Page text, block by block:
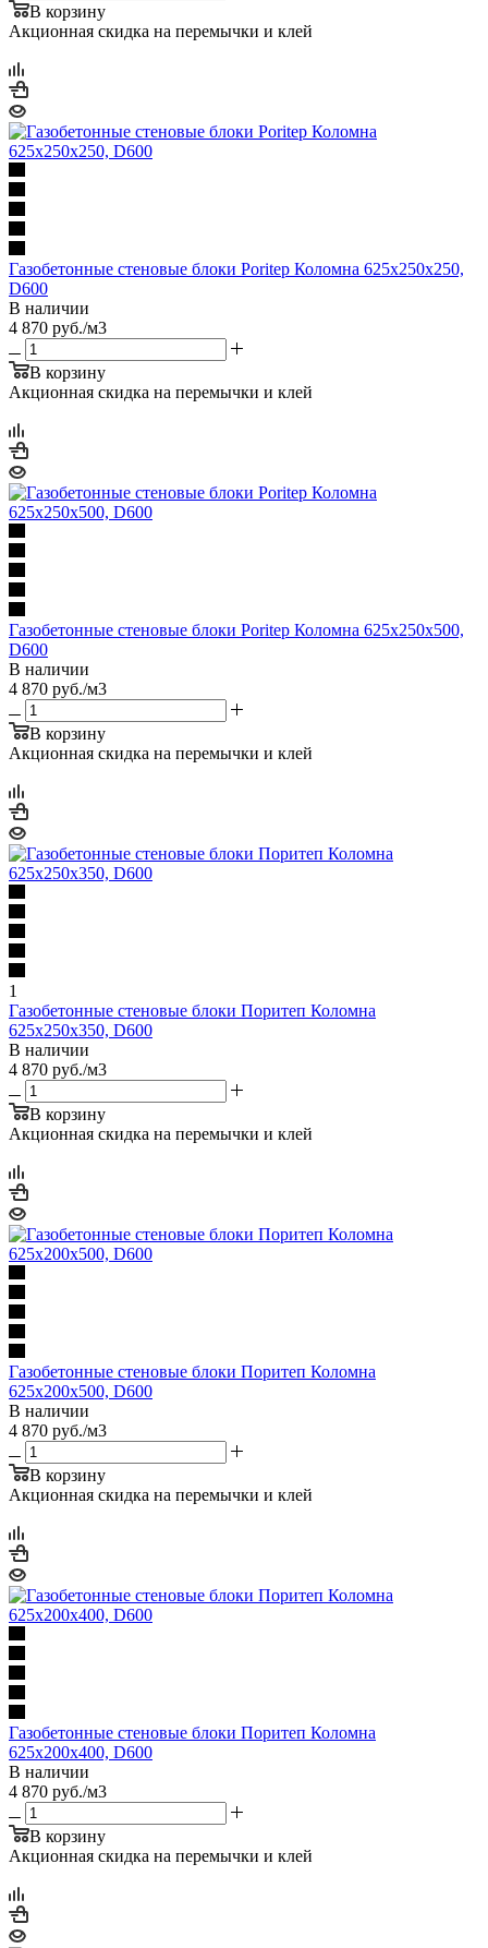
В корзину
Акционная скидка на перемычки и клей
Газобетонные стеновые блоки Poritep Коломна 625х250х250,
D600
В наличии
4 870 руб./м3
В корзину
Акционная скидка на перемычки и клей
Газобетонные стеновые блоки Poritep Коломна 625х250х500,
D600
В наличии
4 870 руб./м3
В корзину
Акционная скидка на перемычки и клей
1
Газобетонные стеновые блоки Поритеп Коломна
625х250х350, D600
В наличии
4 870 руб./м3
В корзину
Акционная скидка на перемычки и клей
Газобетонные стеновые блоки Поритеп Коломна
625х200х500, D600
В наличии
4 870 руб./м3
В корзину
Акционная скидка на перемычки и клей
Газобетонные стеновые блоки Поритеп Коломна
625х200х400, D600
В наличии
4 870 руб./м3
В корзину
Акционная скидка на перемычки и клей